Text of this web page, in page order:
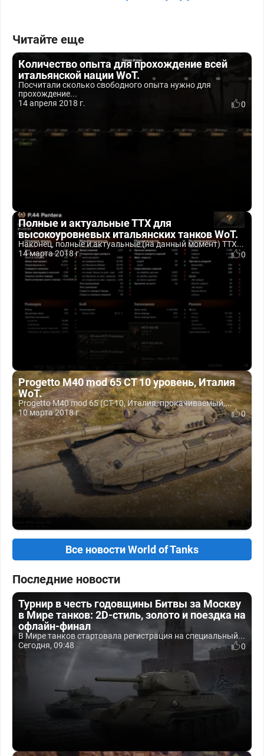
Читайте еще
Количество опыта для прохождение всей
итальянской нации WoT.
Посчитали сколько свободного опыта нужно для
прохождение...
14 апреля 2018 г.
0
Полные и актуальные ТТХ для
высокоуровневых итальянских танков WoT.
Наконец, полные и актуальные (на данный момент) ТТХ...
14 марта 2018 г.
0
Progetto M40 mod 65 СТ 10 уровень, Италия
WoT.
Progetto M40 mod 65 (СТ-10, Италия, прокачиваемый,...
10 марта 2018 г.
0
Все новости World of Tanks
Последние новости
Турнир в честь годовщины Битвы за Москву
в Мире танков: 2D-стиль, золото и поездка на
офлайн-финал
В Мире танков стартовала регистрация на специальный...
Сегодня, 09:48
0